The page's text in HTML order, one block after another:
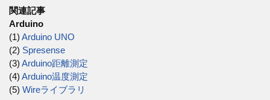
関連記事
Arduino
(1) Arduino UNO
(2) Spresense
(3) Arduino距離測定
(4) Arduino温度測定
(5) Wireライブラリ